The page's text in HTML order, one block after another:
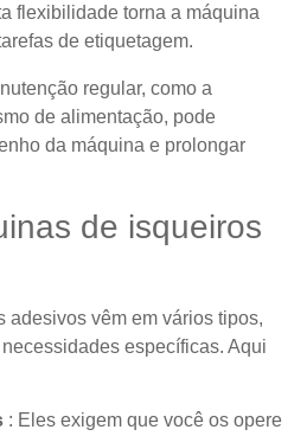
flexibilidade torna a máquina
de etiquetagem.
regular, como a
de alimentação, pode
da máquina e prolongar
de isqueiros
adesivos vêm em vários tipos,
específicas. Aqui
: Eles exigem que você os opere